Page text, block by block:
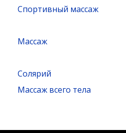
Спортивный массаж
Массаж
Солярий
Массаж всего тела